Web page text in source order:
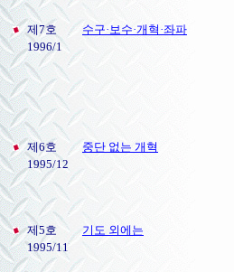
제7호
1996/1
수구·보수·개혁·좌파
제6호
1995/12
중단 없는 개혁
제5호
1995/11
기도 외에는